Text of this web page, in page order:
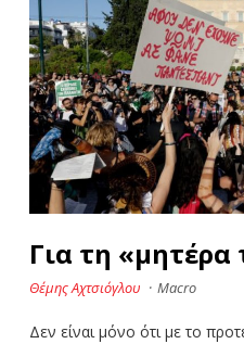
Για τη
Θέμης Αχτσιόγλου · Macro
Δεν είναι μόνο ότι με το